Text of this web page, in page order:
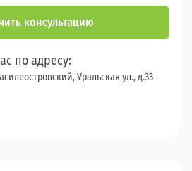
консультацию
по адресу:
Уральская ул., д.33